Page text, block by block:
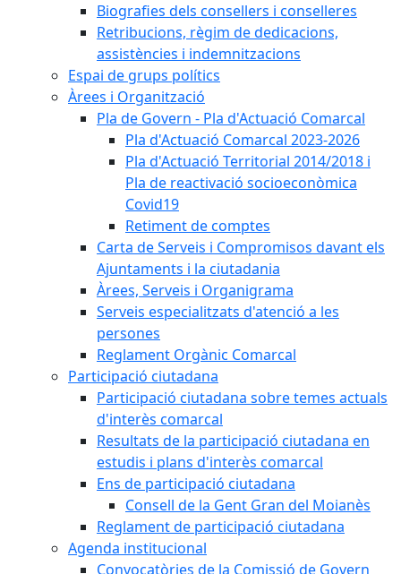
Biografies dels consellers i conselleres
Retribucions, règim de dedicacions,
assistències i indemnitzacions
Espai de grups polítics
Àrees i Organització
Pla de Govern - Pla d'Actuació Comarcal
Pla d'Actuació Comarcal 2023-2026
Pla d'Actuació Territorial 2014/2018 i
Pla de reactivació socioeconòmica
Covid19
Retiment de comptes
Carta de Serveis i Compromisos davant els
Ajuntaments i la ciutadania
Àrees, Serveis i Organigrama
Serveis especialitzats d'atenció a les
persones
Reglament Orgànic Comarcal
Participació ciutadana
Participació ciutadana sobre temes actuals
d'interès comarcal
Resultats de la participació ciutadana en
estudis i plans d'interès comarcal
Ens de participació ciutadana
Consell de la Gent Gran del Moianès
Reglament de participació ciutadana
Agenda institucional
Convocatòries de la Comissió de Govern